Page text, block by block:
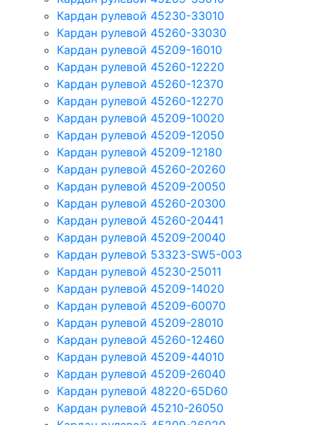
Кардан рулевой 45230-33010
Кардан рулевой 45260-33030
Кардан рулевой 45209-16010
Кардан рулевой 45260-12220
Кардан рулевой 45260-12370
Кардан рулевой 45260-12270
Кардан рулевой 45209-10020
Кардан рулевой 45209-12050
Кардан рулевой 45209-12180
Кардан рулевой 45260-20260
Кардан рулевой 45209-20050
Кардан рулевой 45260-20300
Кардан рулевой 45260-20441
Кардан рулевой 45209-20040
Кардан рулевой 53323-SW5-003
Кардан рулевой 45230-25011
Кардан рулевой 45209-14020
Кардан рулевой 45209-60070
Кардан рулевой 45209-28010
Кардан рулевой 45260-12460
Кардан рулевой 45209-44010
Кардан рулевой 45209-26040
Кардан рулевой 48220-65D60
Кардан рулевой 45210-26050